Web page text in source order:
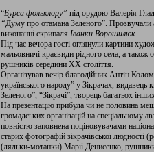
“Бурса фольклору” під орудою Валерія
“Думу про отамана Зеленого”. Прозвучали
виконанні скрипаля Іванки Ворошилюк.
Під час вечора гості оглянули картини
мальовничі краєвиди рідного села, а
рушників середини ХХ століття.
Організував вечір благодійник Антін
українського народу” у Зікрачах,
Зеленого”, “Зікрачі”, творець багатьох
На презентацію прибула чи не половина
громадських організацій на спеціальному
повністю заповнена поціновувачами
старих фотографій зікрачівської людності
(ляльки-мотанки) Марії Денисенко,